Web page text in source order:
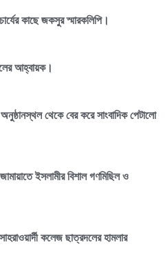
কাছে জকসুর স্মারকলিপি।
আহ্বায়ক।
থেকে বের করে সাংবাদিক পেটালো
ইসলামীর বিশাল গণমিছিল ও
কলেজ ছাত্রদলের হামলার